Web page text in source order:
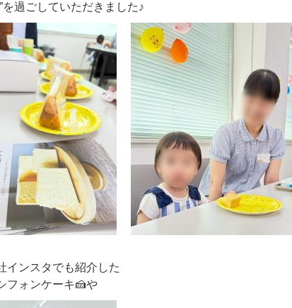
を過ごしていただきました♪
インスタでも紹介した
フォンケーキ🍰や